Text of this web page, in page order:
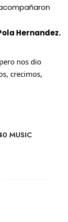
Hernandez.
nos dio
crecimos,
MUSIC